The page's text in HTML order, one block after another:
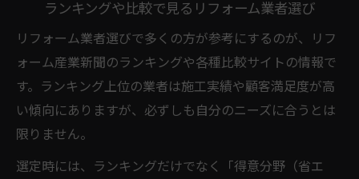
ランキングや比較で見るリフォーム業者選び
リフォーム業者選びで多くの方が参考にするのが、リフ
ォーム産業新聞のランキングや各種比較サイトの情報で
す。ランキング上位の業者は施工実績や顧客満足度が高
い傾向にありますが、必ずしも自分のニーズに合うとは
限りません。
選定時には、ランキングだけでなく「得意分野（省エ